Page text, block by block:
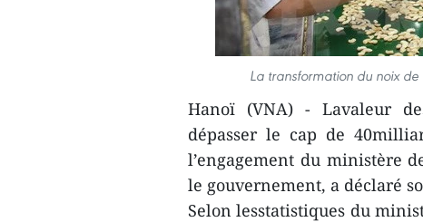
La transformation du noix de
Hanoï (VNA) - Lavaleur
dépasser le cap de
l’engagement du ministère
le gouvernement, a déclaré
Selon lesstatistiques du